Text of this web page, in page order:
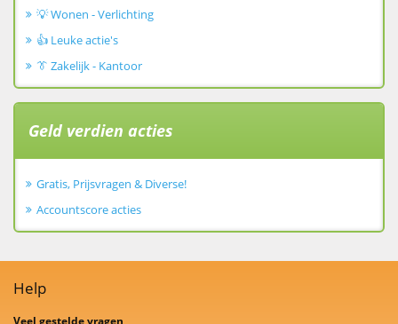
💡 Wonen - Verlichting
👍 Leuke actie's
👔 Zakelijk - Kantoor
Geld verdien acties
Gratis, Prijsvragen & Diverse!
Accountscore acties
Help
Veel gestelde vragen